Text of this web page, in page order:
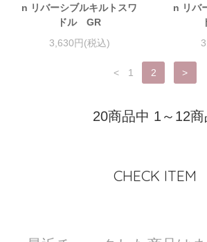
n リバーシブルキルトスワ
ドル GR
3,630円(税込)
n リバ
< 1 2 >
20商品中 1～12商
CHECK ITEM